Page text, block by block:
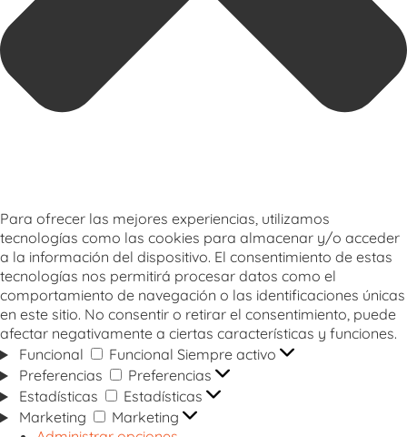
Para ofrecer las mejores experiencias, utilizamos
tecnologías como las cookies para almacenar y/o acceder
a la información del dispositivo. El consentimiento de estas
tecnologías nos permitirá procesar datos como el
comportamiento de navegación o las identificaciones únicas
en este sitio. No consentir o retirar el consentimiento, puede
afectar negativamente a ciertas características y funciones.
Funcional
Funcional Siempre activo
Preferencias
Preferencias
Estadísticas
Estadísticas
Marketing
Marketing